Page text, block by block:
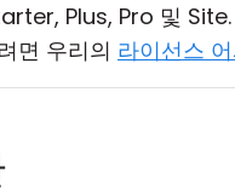
Plus, Pro 및
면 우리의 라이선스